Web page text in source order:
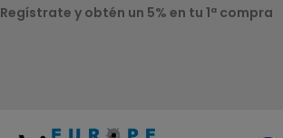
Regístrate y obtén un 5% en tu 1ª compra